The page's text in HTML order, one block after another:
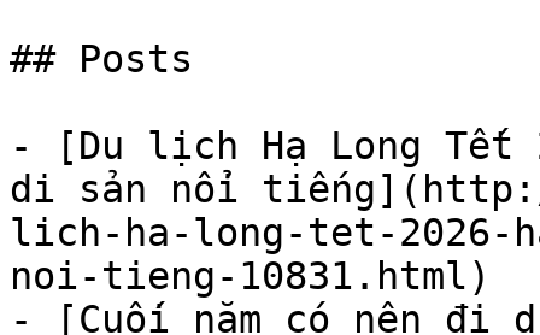
## Posts
- [Du lịch Hạ Long Tết
di sản nổi
lich-ha-long-tet-2026-
noi-tieng-10831.html)
- [Cuối năm có nên đi